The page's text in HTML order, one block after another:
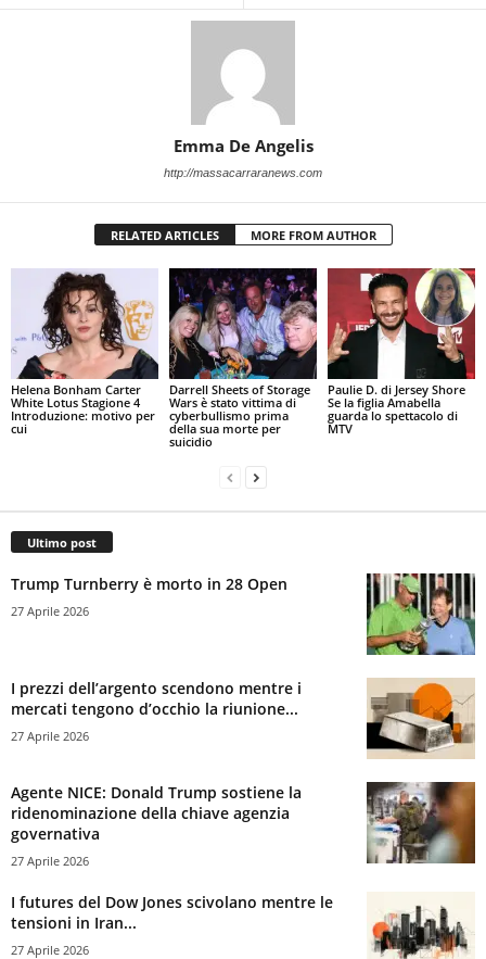
Emma De Angelis
http://massacarraranews.com
RELATED ARTICLES MORE FROM AUTHOR
Helena Bonham Carter
White Lotus Stagione 4
Introduzione: motivo per
cui
Darrell Sheets of Storage
Wars è stato vittima di
cyberbullismo prima
della sua morte per
suicidio
Paulie D. di Jersey Shore
Se la figlia Amabella
guarda lo spettacolo di
MTV
Ultimo post
Trump Turnberry è morto in 28 Open
27 Aprile 2026
I prezzi dell’argento scendono mentre i
mercati tengono d’occhio la riunione...
27 Aprile 2026
Agente NICE: Donald Trump sostiene la
ridenominazione della chiave agenzia
governativa
27 Aprile 2026
I futures del Dow Jones scivolano mentre le
tensioni in Iran...
27 Aprile 2026